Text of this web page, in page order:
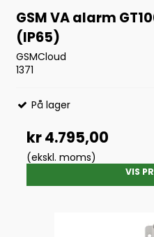
GSM VA alarm
(IP65)
GSMCloud
1371
På lager
kr 4.795,00
(ekskl. moms)
VIS